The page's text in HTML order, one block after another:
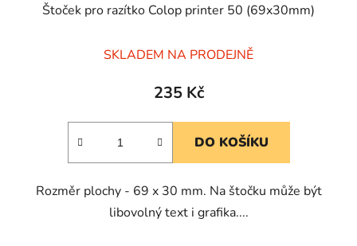
Štoček pro razítko Colop printer 50 (69x30mm)
hodnocení
produktu
5,0
hvězdiček.
SKLADEM NA PRODEJNĚ
235 Kč
DO KOŠÍKU
Rozměr plochy - 69 x 30 mm. Na štočku může být
libovolný text i grafika....